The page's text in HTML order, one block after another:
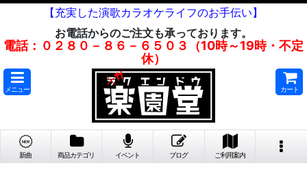
【充実した演歌カラオケライフのお手伝い】
お電話からのご注文も承っております。
電話：０２８０－８６－６５０３（10時～19時・不定
休）
メニュー カート
新曲 商品カテゴリ イベント ブログ ご利用案内